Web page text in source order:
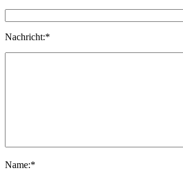
Nachricht:*
Name:*